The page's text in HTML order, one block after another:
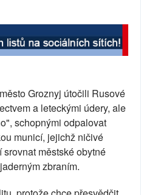
Groznyj útočili Rusové
a leteckými údery, ale
schopnými odpalovat
municí, jejichž ničivé
městské obytné
zbraním.